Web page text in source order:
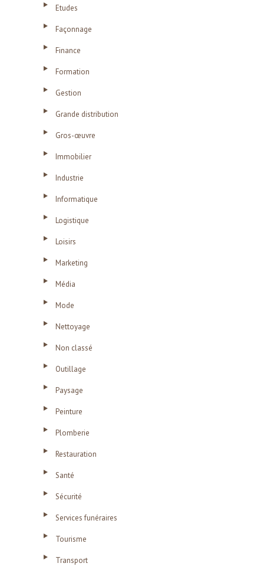
Etudes
Façonnage
Finance
Formation
Gestion
Grande distribution
Gros-œuvre
Immobilier
Industrie
Informatique
Logistique
Loisirs
Marketing
Média
Mode
Nettoyage
Non classé
Outillage
Paysage
Peinture
Plomberie
Restauration
Santé
Sécurité
Services funéraires
Tourisme
Transport